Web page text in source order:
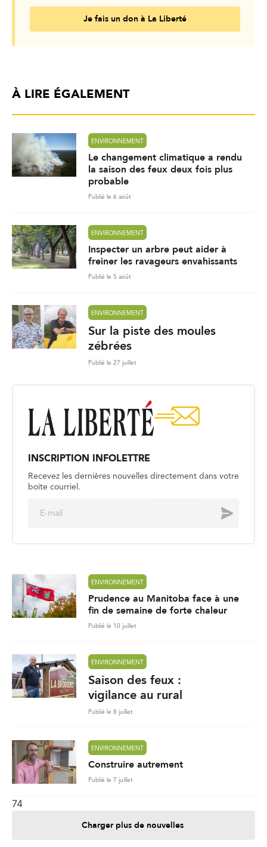
Je fais un don à La Liberté
À LIRE ÉGALEMENT
ENVIRONNEMENT
Le changement climatique a rendu
la saison des feux deux fois plus
probable
Publié le 6 août
ENVIRONNEMENT
Inspecter un arbre peut aider à
freiner les ravageurs envahissants
Publié le 5 août
ENVIRONNEMENT
Sur la piste des moules
zébrées
Publié le 27 juillet
INSCRIPTION INFOLETTRE
Recevez les dernières nouvelles directement dans votre
boite courriel.
Envoyer
ENVIRONNEMENT
Prudence au Manitoba face à une
fin de semaine de forte chaleur
Publié le 10 juillet
ENVIRONNEMENT
Saison des feux :
vigilance au rural
Publié le 8 juillet
ENVIRONNEMENT
Construire autrement
Publié le 7 juillet
74
Charger plus de nouvelles